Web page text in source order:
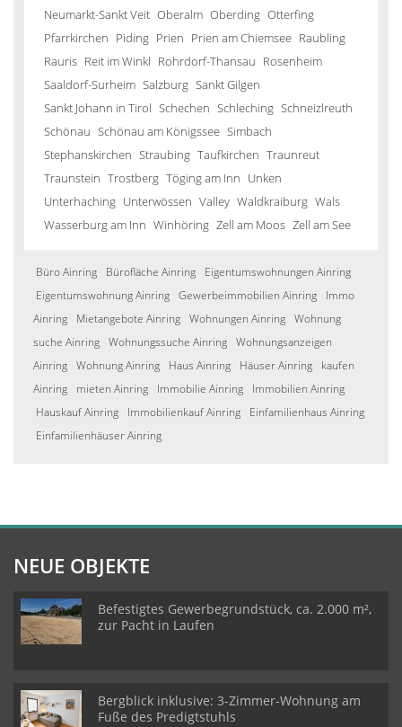
Neumarkt-Sankt Veit Oberalm Oberding Otterfing
Pfarrkirchen Piding Prien Prien am Chiemsee Raubling
Rauris Reit im Winkl Rohrdorf-Thansau Rosenheim
Saaldorf-Surheim Salzburg Sankt Gilgen
Sankt Johann in Tirol Schechen Schleching Schneizlreuth
Schönau Schönau am Königssee Simbach
Stephanskirchen Straubing Taufkirchen Traunreut
Traunstein Trostberg Töging am Inn Unken
Unterhaching Unterwössen Valley Waldkraiburg Wals
Wasserburg am Inn Winhöring Zell am Moos Zell am See
Büro Ainring Bürofläche Ainring
Eigentumswohnungen Ainring
Eigentumswohnung Ainring Gewerbeimmobilien Ainring
Immo
Ainring
Mietangebote Ainring Wohnungen Ainring Wohnung
suche Ainring Wohnungssuche Ainring Wohnungsanzeigen
Ainring Wohnung Ainring Haus Ainring Häuser Ainring
kaufen
Ainring
mieten Ainring Immobilie Ainring
Immobilien Ainring
Hauskauf Ainring
Immobilienkauf Ainring
Einfamilienhaus Ainring
Einfamilienhäuser Ainring
NEUE OBJEKTE
Befestigtes Gewerbegrundstück, ca. 2.000 m²,
zur Pacht in Laufen
Bergblick inklusive: 3-Zimmer-Wohnung am
Fuße des Predigtstuhls